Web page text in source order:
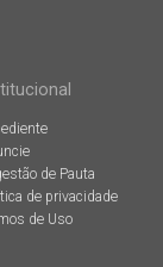
de Pauta
de privacidade
de Uso